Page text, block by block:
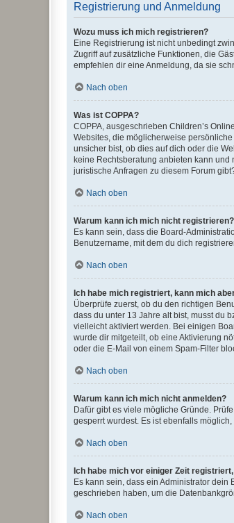
Registrierung und Anmeldung
Wozu muss ich mich registrieren?
Eine Registrierung ist nicht unbedingt
Zugriff auf zusätzliche Funktionen, die
empfehlen dir eine Anmeldung, da sie
Nach oben
Was ist COPPA?
COPPA, ausgeschrieben Children’s
Websites, die möglicherweise
unsicher bist, ob dies auf dich oder die
keine Rechtsberatung anbieten kann
juristische Anfragen zu diesem Forum
Nach oben
Warum kann ich mich nicht registrieren?
Es kann sein, dass die Board-
Benutzername, mit dem du dich
Nach oben
Ich habe mich registriert, kann mich
Überprüfe zuerst, ob du den richtigen
dass du unter 13 Jahre alt bist, musst du
vielleicht aktiviert werden. Bei einigen
wurde dir mitgeteilt, ob eine Aktivierung
oder die E-Mail von einem Spam-Filter
Nach oben
Warum kann ich mich nicht anmelden?
Dafür gibt es viele mögliche Gründe.
gesperrt wurdest. Es ist ebenfalls
Nach oben
Ich habe mich vor einiger Zeit
Es kann sein, dass ein Administrator
geschrieben haben, um die
Nach oben